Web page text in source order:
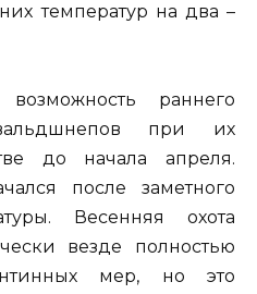
температур на два –
раннего
при их
до начала апреля.
после заметного
Весенняя охота
везде полностью
мер, но это